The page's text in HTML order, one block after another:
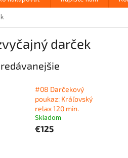
darček
#08 Darčekový
poukaz: Kráľovský
relax 120 min.
Skladom
€125